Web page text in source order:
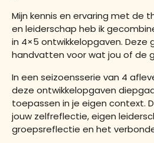
Mijn kennis en ervaring met de
en leiderschap heb ik
in 4×5 ontwikkelopgaven. Deze
handvatten voor wat jou of de
In een seizoensserie van 4
deze ontwikkelopgaven
toepassen in je eigen context.
jouw zelfreflectie, eigen
groepsreflectie en het